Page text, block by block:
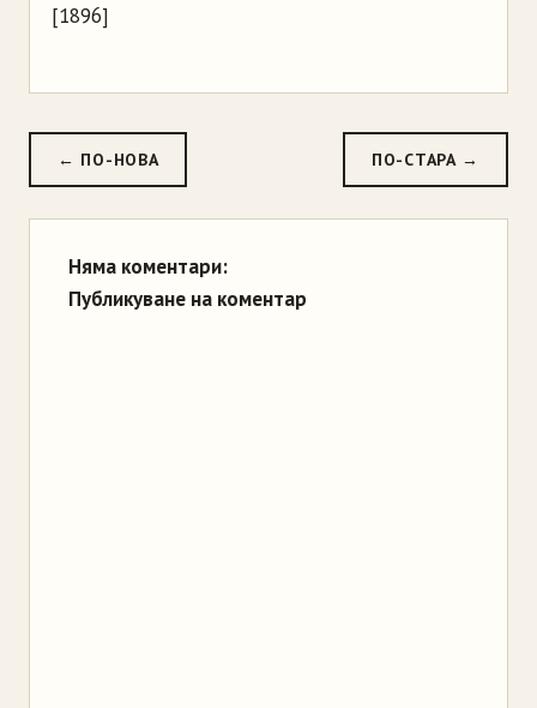
[1896]
← ПО-НОВА ПО-СТАРА →
Няма коментари:
Публикуване на коментар